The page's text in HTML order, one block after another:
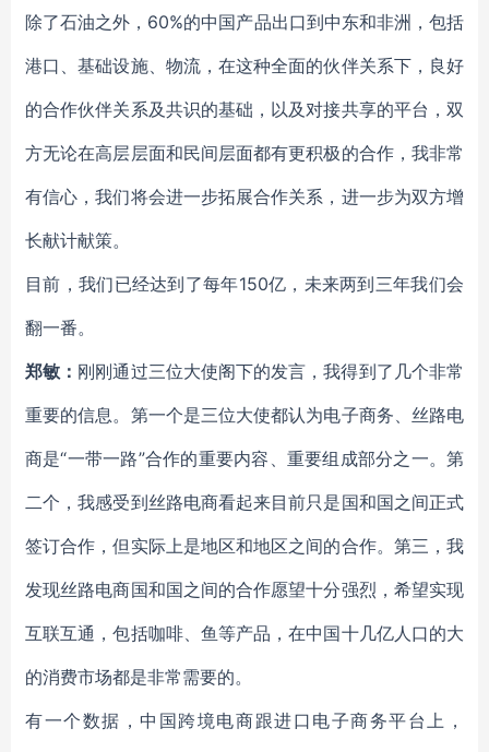
除了石油之外，60%的中国产品出口到中东和非洲，包括
港口、基础设施、物流，在这种全面的伙伴关系下，良好
的合作伙伴关系及共识的基础，以及对接共享的平台，双
方无论在高层层面和民间层面都有更积极的合作，我非常
有信心，我们将会进一步拓展合作关系，进一步为双方增
长献计献策。
目前，我们已经达到了每年150亿，未来两到三年我们会
翻一番。
郑敏： 刚刚通过三位大使阁下的发言，我得到了几个非常
重要的信息。第一个是三位大使都认为电子商务、丝路电
商是“一带一路”合作的重要内容、重要组成部分之一。第
二个，我感受到丝路电商看起来目前只是国和国之间正式
签订合作，但实际上是地区和地区之间的合作。第三，我
发现丝路电商国和国之间的合作愿望十分强烈，希望实现
互联互通，包括咖啡、鱼等产品，在中国十几亿人口的大
的消费市场都是非常需要的。
有一个数据，中国跨境电商跟进口电子商务平台上，